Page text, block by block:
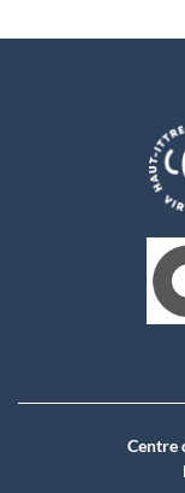
Centre